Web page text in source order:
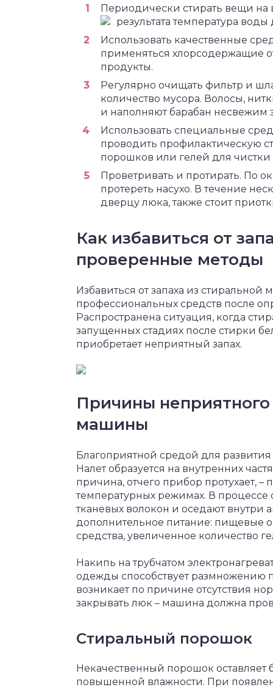
Периодически стирать вещи на
результата температура
Использовать качественные
применяться хлорсодержащие
продукты.
Регулярно очищать фильтр и
количество мусора. Волосы,
и наполняют барабан несвежим
Использовать специальные
проводить профилактическую
порошков или гелей для
Проветривать и протирать. По
протереть насухо. В течение
дверцу люка, также стоит
Как избавиться от
проверенные методы
Избавиться от запаха из
профессиональных средств после
Распространена ситуация, когда
запущенных стадиях после стирки
приобретает неприятный запах.
Причины неприятного
машины
Благоприятной средой для развития
Налет образуется на внутренних
причина, отчего прибор протухает,
температурных режимах. В
тканевых волокон и оседают внутри
дополнительное питание: пищевые
средства, увеличенное количество
Накипь на трубчатом
одежды способствует размножению
возникает по причине отсутствия
закрывать люк – машина должна
Стиральный порошок
Некачественный порошок
повышенной влажности. При